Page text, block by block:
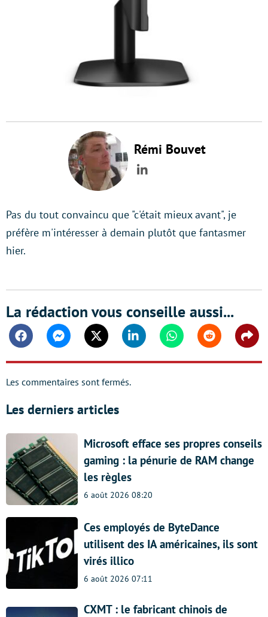
Rémi Bouvet
LinkedIn
Pas du tout convaincu que "c'était mieux avant", je
préfère m'intéresser à demain plutôt que fantasmer
hier.
La rédaction vous conseille aussi...
FacebookMessengerTwitter Linkedin WhatsappReddit
Les commentaires sont fermés.
Les derniers articles
Microsoft efface ses propres conseils
gaming : la pénurie de RAM change
les règles
6 août 2026 08:20
Ces employés de ByteDance
utilisent des IA américaines, ils sont
virés illico
6 août 2026 07:11
CXMT : le fabricant chinois de